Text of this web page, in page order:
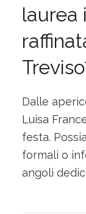
laurea
Dalle
Luisa
festa.
formali o
angoli